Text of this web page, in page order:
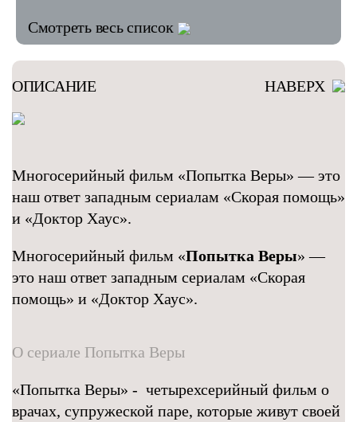
Смотреть весь список
ОПИСАНИЕ НАВЕРХ
Многосерийный фильм «Попытка Веры» — это
наш ответ западным сериалам «Скорая помощь»
и «Доктор Хаус».
Многосерийный фильм «Попытка Веры» —
это наш ответ западным сериалам «Скорая
помощь» и «Доктор Хаус».
О сериале Попытка Веры
«Попытка Веры» - четырехсерийный фильм о
врачах, супружеской паре, которые живут своей